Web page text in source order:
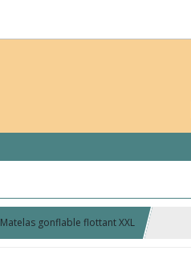
Matelas gonflable flottant XXL